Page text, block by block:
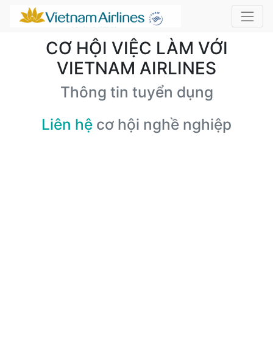
CƠ HỘI VIỆC LÀM VỚI
VIETNAM AIRLINES
Thông tin tuyển dụng
Liên hệ cơ hội nghề nghiệp